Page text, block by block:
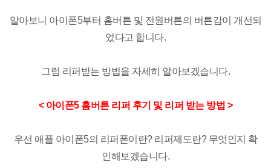
알아보니 아이폰5부터 홈버튼 및 전원버튼의 버튼감이 개선되
었다고 합니다.
그럼 리퍼받는 방법을 자세히 알아보겠습니다.
< 아이폰5 홈버튼 리퍼 후기 및 리퍼 받는 방법 >
우선 애플 아이폰5의 리퍼폰이란? 리퍼제도란? 무엇인지 확
인해보겠습니다.